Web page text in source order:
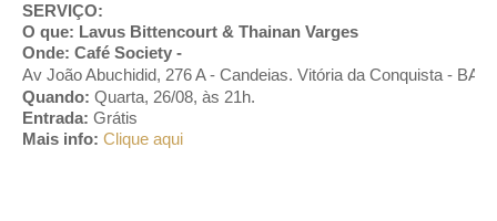
SERVIÇO:
O que: Lavus Bittencourt & Thainan Varges
Onde: Café Society -
Av João Abuchidid, 276 A - Candeias. Vitória da Conquista - BA
Quando: Quarta, 26/08, às 21h.
Entrada: Grátis
Mais info: Clique aqui